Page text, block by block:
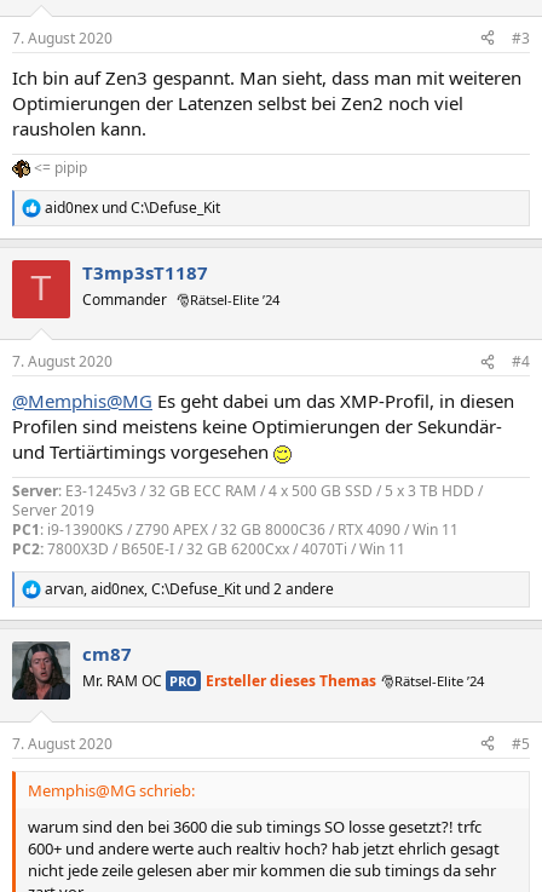
e
:
7. August 2020 #3
Ich bin auf Zen3 gespannt. Man sieht, dass man mit weiteren
Optimierungen der Latenzen selbst bei Zen2 noch viel
rausholen kann.
<= pipip
R
e
e
:
aid0nex undC:\Defuse_Kit
T T3mp3sT1187
Commander 🎅Rätsel-Elite ’24
7. August 2020 #4
@Memphis@MG Es geht dabei um das XMP-Profil, in diesen
Profilen sind meistens keine Optimierungen der Sekundär-
und Tertiärtimings vorgesehen
Server: E3-1245v3 / 32 GB ECC RAM / 4 x 500 GB SSD / 5 x 3 TB HDD /
Server 2019
PC1: i9-13900KS / Z790 APEX / 32 GB 8000C36 / RTX 4090 / Win 11
PC2:7800X3D / B650E-I / 32 GB 6200Cxx / 4070Ti / Win 11
R
e
k
t
i
e
n
arvan,aid0nex,C:\Defuse_Kit und 2 andere
cm87
Mr. RAM OC PRO Ersteller dieses Themas 🎅Rätsel-Elite ’24
7. August 2020 #5
Memphis@MG schrieb:
warum sind den bei 3600 die sub timings SO losse gesetzt?! trfc
600+ und andere werte auch realtiv hoch? hab jetzt ehrlich gesagt
nicht jede zeile gelesen aber mir kommen die sub timings da sehr